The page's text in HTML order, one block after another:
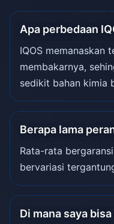
Apa perbedaan
IQOS memanaskan
membakarnya,
sedikit bahan kimia
Berapa lama
Rata-rata
bervariasi
Di mana saya